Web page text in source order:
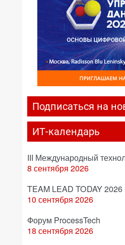
Подписаться на
ИТ-календарь
III Международный
8 сентября 2026
TEAM LEAD TODAY 2026
10 сентября 2026
Форум ProcessTech
18 сентября 2026